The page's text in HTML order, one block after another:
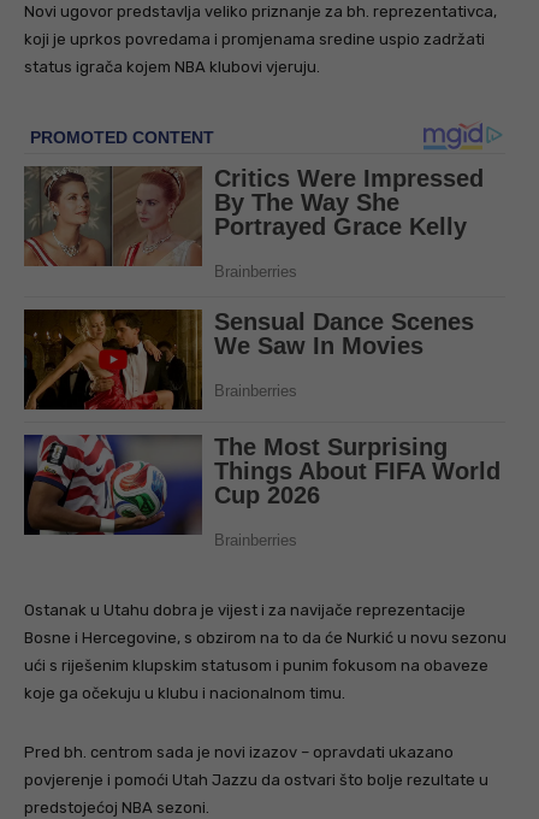
Novi ugovor predstavlja veliko priznanje za bh. reprezentativca,
koji je uprkos povredama i promjenama sredine uspio zadržati
status igrača kojem NBA klubovi vjeruju.
Ostanak u Utahu dobra je vijest i za navijače reprezentacije
Bosne i Hercegovine, s obzirom na to da će Nurkić u novu sezonu
ući s riješenim klupskim statusom i punim fokusom na obaveze
koje ga očekuju u klubu i nacionalnom timu.
Pred bh. centrom sada je novi izazov – opravdati ukazano
povjerenje i pomoći Utah Jazzu da ostvari što bolje rezultate u
predstojećoj NBA sezoni.